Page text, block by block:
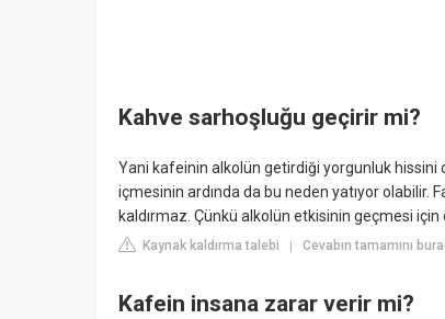
Kahve sarhoşluğu geçirir mi?
Yani kafeinin alkolün getirdiği yorgunluk hissini
içmesinin ardında da bu neden yatıyor olabilir.
kaldırmaz. Çünkü alkolün etkisinin geçmesi
Kaynak kaldırma talebi | Cevabın tamamını
Kafein insana zarar verir mi?